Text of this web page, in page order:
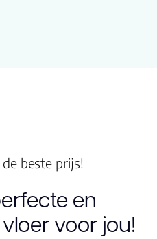
Type click
Garantie
Woongebruik
beste prijs!
en
voor jou!